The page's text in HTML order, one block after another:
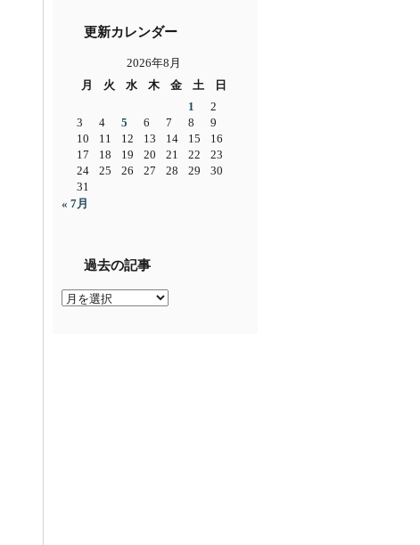
更新カレンダー
2026年8月
月
火 水 木 金 土
日
1
2
3
4 5 6 7 8
9
10
11 12 13 14 15
16
17
18 19 20 21 22
23
24
25 26 27 28 29
30
31
« 7月
過去の記事
過